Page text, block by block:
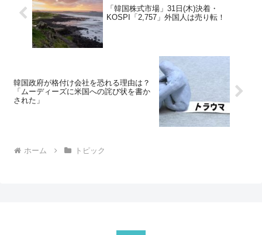
「韓国株式市場」31日(木)決着・
KOSPI「2,757」外国人は売り転！
韓国政府が格付け会社を恐れる理由は？
「ムーディーズに米国への詫び状を書か
された」
ホーム トピック